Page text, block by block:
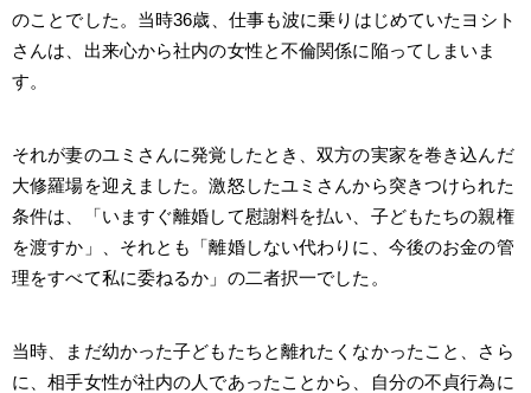
のことでした。当時36歳、仕事も波に乗りはじめていたヨシト
さんは、出来心から社内の女性と不倫関係に陥ってしまいま
す。
それが妻のユミさんに発覚したとき、双方の実家を巻き込んだ
大修羅場を迎えました。激怒したユミさんから突きつけられた
条件は、「いますぐ離婚して慰謝料を払い、子どもたちの親権
を渡すか」、それとも「離婚しない代わりに、今後のお金の管
理をすべて私に委ねるか」の二者択一でした。
当時、まだ幼かった子どもたちと離れたくなかったこと、さら
に、相手女性が社内の人であったことから、自分の不貞行為に